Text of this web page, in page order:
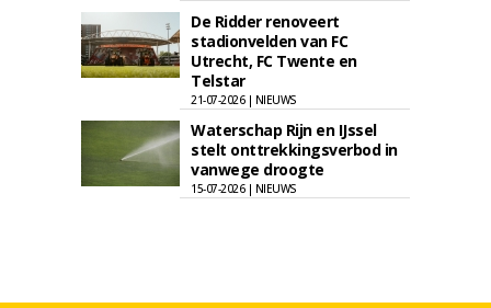
De Ridder renoveert
stadionvelden van FC
Utrecht, FC Twente en
Telstar
21-07-2026 | NIEUWS
Waterschap Rijn en IJssel
stelt onttrekkingsverbod in
vanwege droogte
15-07-2026 | NIEUWS